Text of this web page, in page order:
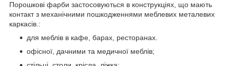
Порошкові фарби застосовуються в конструкціях, що мають
контакт з механічними пошкодженнями меблевих металевих
каркасів.:
для меблів в кафе, барах, ресторанах.
офісної, дачними та медичної меблів;